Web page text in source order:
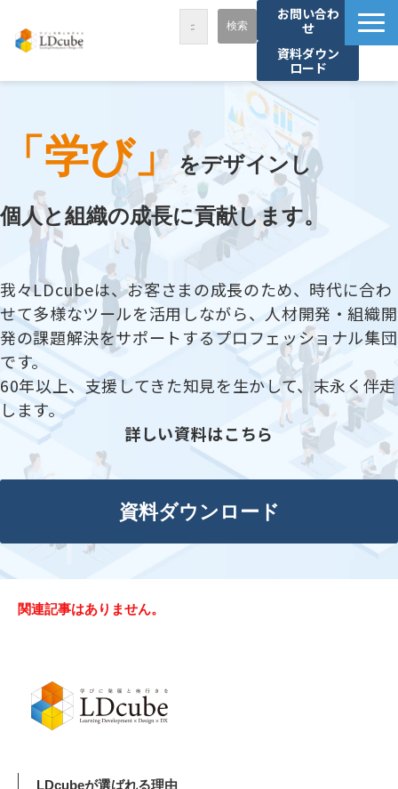
お問い合わ
せ
資料ダウン
ロード
LDcubeが選ばれる理由
サービス一覧
課題から探す
事例紹介
セミナー・講座
お役立ち情報
資料ダウンロード
パートナー募集
「学び」 をデザインし
個人と組織の成長に貢献します。
我々LDcubeは、お客さまの成長のため、時代に合わ
せて多様なツールを活用しながら、人材開発・組織開
発の課題解決をサポートするプロフェッショナル集団
です。
60年以上、支援してきた知見を生かして、末永く伴走
します。
詳しい資料はこちら
資料ダウンロード
関連記事はありません。
LDcubeが選ばれる理由